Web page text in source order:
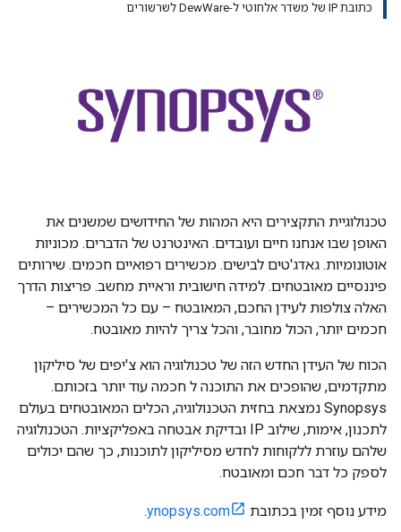
כתובת IP של משדר אלחוטי ל-DewWare לשרשורים
טכנולוגיית התקצירים היא המהות של החידושים שמשנים את
האופן שבו אנחנו חיים ועובדים. האינטרנט של הדברים. מכוניות
אוטונומיות. גאדג'טים לבישים. מכשירים רפואיים חכמים. שירותים
פיננסיים מאובטחים. למידה חישובית וראיית מחשב. פריצות הדרך
האלה צולפות לעידן החכם, המאובטח – עם כל המכשירים –
חכמים יותר, הכול מחובר, והכל צריך להיות מאובטח.
הכוח של העידן החדש הזה של טכנולוגיה הוא צ'יפים של סיליקון
מתקדמים, שהופכים את התוכנה ל חכמה עוד יותר בזכותם.
Synopsys נמצאת בחזית הטכנולוגיה, הכלים המאובטחים בעולם
לתכנון, אימות, שילוב IP ובדיקת אבטחה באפליקציות. הטכנולוגיה
שלהם עוזרת ללקוחות לחדש מסיליקון לתוכנות, כך שהם יכולים
לספק כל דבר חכם ומאובטח.
מידע נוסף זמין בכתובת ynopsys.com
.